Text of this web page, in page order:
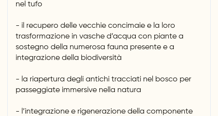
nel tufo
- il recupero delle vecchie concimaie e la loro
trasformazione in vasche d’acqua con piante a
sostegno della numerosa fauna presente e a
integrazione della biodiversità
- la riapertura degli antichi tracciati nel bosco per
passeggiate immersive nella natura
- l’integrazione e rigenerazione della componente